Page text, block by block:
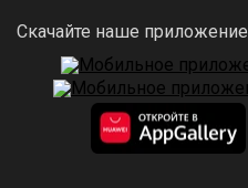
Скачайте наше приложение